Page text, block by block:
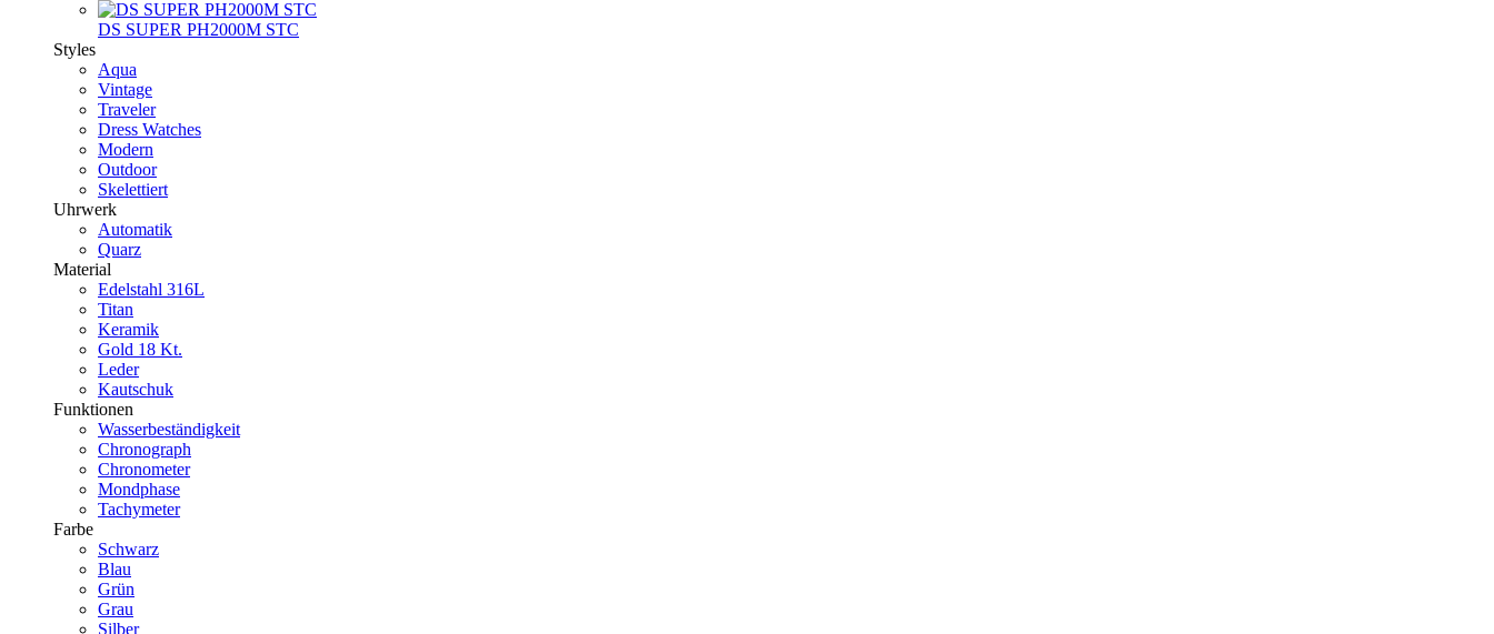
DS SUPER PH2000M STC
Styles
Aqua
Vintage
Traveler
Dress Watches
Modern
Outdoor
Skelettiert
Uhrwerk
Automatik
Quarz
Material
Edelstahl 316L
Titan
Keramik
Gold 18 Kt.
Leder
Kautschuk
Funktionen
Wasserbeständigkeit
Chronograph
Chronometer
Mondphase
Tachymeter
Farbe
Schwarz
Blau
Grün
Grau
Silber